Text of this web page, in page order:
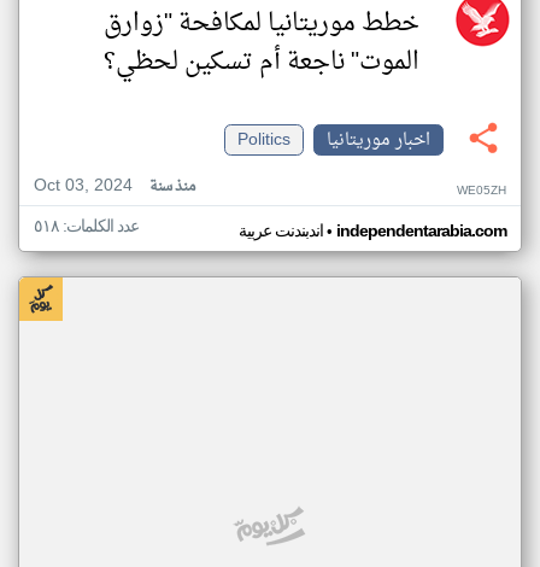
خطط موريتانيا لمكافحة "زوارق
الموت" ناجعة أم تسكين لحظي؟
اخبار موريتانيا
Politics
Oct 03, 2024
منذ سنة WE05ZH
اندبندنت عربية• independentarabia.com عدد الكلمات: ٥١٨